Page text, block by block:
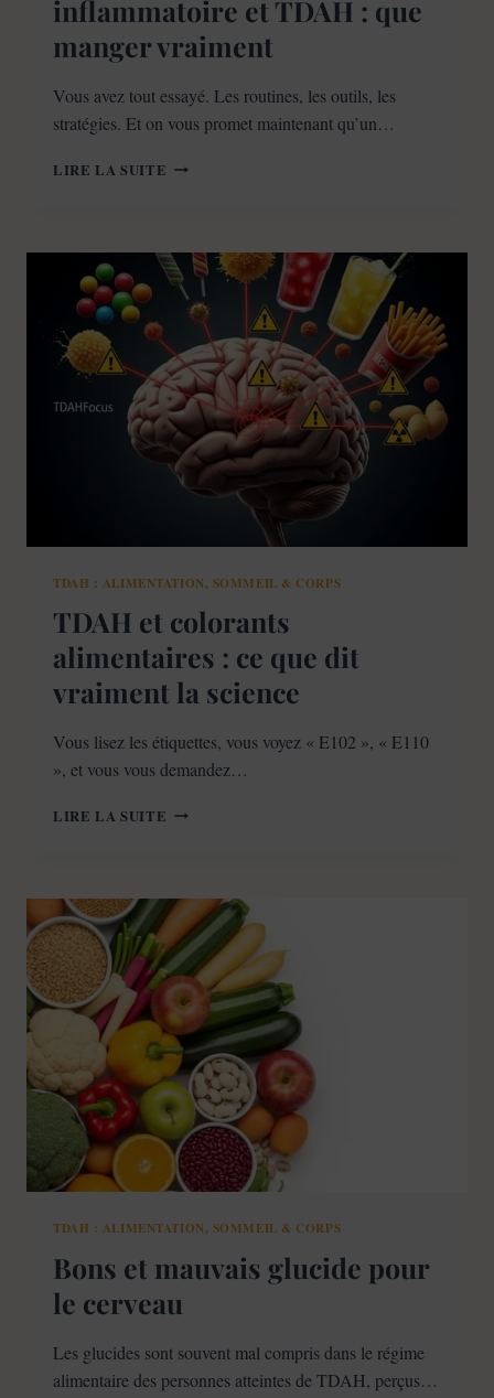
inflammatoire et TDAH : que
manger vraiment
Vous avez tout essayé. Les routines, les outils, les
stratégies. Et on vous promet maintenant qu’un…
LIRE LA SUITE ALIMENTATION
TDAH
:
QUE
MANGER
VRAIMENT
TDAH : ALIMENTATION, SOMMEIL & CORPS
TDAH et colorants
alimentaires : ce que dit
vraiment la science
Vous lisez les étiquettes, vous voyez « E102 », « E110
», et vous vous demandez…
LIRE LA SUITE TDAH
:
CE
QUE
DIT
VRAIMENT
LA
SCIENCE
TDAH : ALIMENTATION, SOMMEIL & CORPS
Bons et mauvais glucide pour
le cerveau
Les glucides sont souvent mal compris dans le régime
alimentaire des personnes atteintes de TDAH, perçus…